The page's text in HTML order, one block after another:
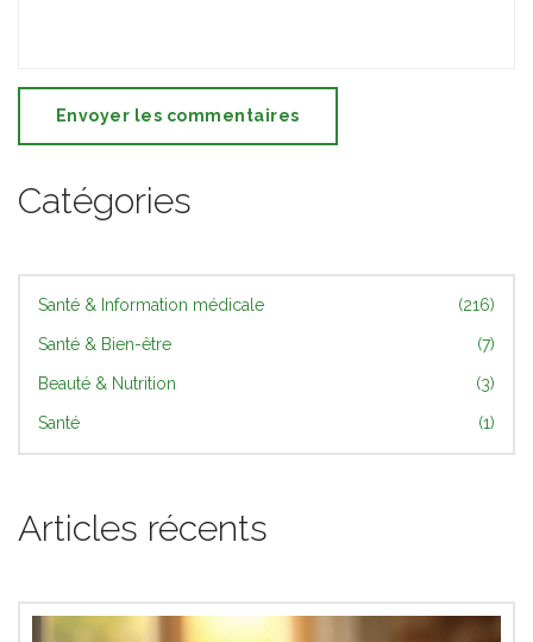
Envoyer les commentaires
Catégories
Santé & Information médicale (216)
Santé & Bien-être (7)
Beauté & Nutrition (3)
Santé (1)
Articles récents